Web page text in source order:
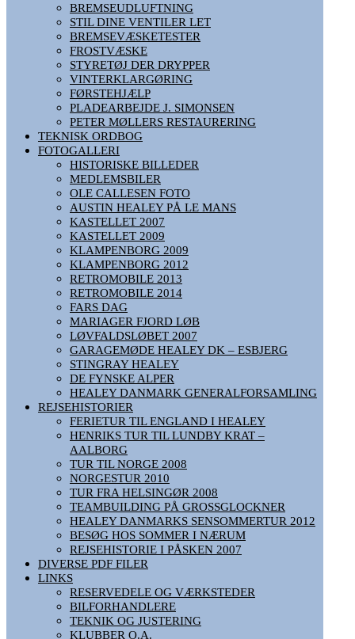
BREMSEUDLUFTNING
STIL DINE VENTILER LET
BREMSEVÆSKETESTER
FROSTVÆSKE
STYRETØJ DER DRYPPER
VINTERKLARGØRING
FØRSTEHJÆLP
PLADEARBEJDE J. SIMONSEN
PETER MØLLERS RESTAURERING
TEKNISK ORDBOG
FOTOGALLERI
HISTORISKE BILLEDER
MEDLEMSBILER
OLE CALLESEN FOTO
AUSTIN HEALEY PÅ LE MANS
KASTELLET 2007
KASTELLET 2009
KLAMPENBORG 2009
KLAMPENBORG 2012
RETROMOBILE 2013
RETROMOBILE 2014
FARS DAG
MARIAGER FJORD LØB
LØVFALDSLØBET 2007
GARAGEMØDE HEALEY DK – ESBJERG
STINGRAY HEALEY
DE FYNSKE ALPER
HEALEY DANMARK GENERALFORSAMLING
REJSEHISTORIER
FERIETUR TIL ENGLAND I HEALEY
HENRIKS TUR TIL LUNDBY KRAT –
AALBORG
TUR TIL NORGE 2008
NORGESTUR 2010
TUR FRA HELSINGØR 2008
TEAMBUILDING PÅ GROSSGLOCKNER
HEALEY DANMARKS SENSOMMERTUR 2012
BESØG HOS SOMMER I NÆRUM
REJSEHISTORIE I PÅSKEN 2007
DIVERSE PDF FILER
LINKS
RESERVEDELE OG VÆRKSTEDER
BILFORHANDLERE
TEKNIK OG JUSTERING
KLUBBER O.A.